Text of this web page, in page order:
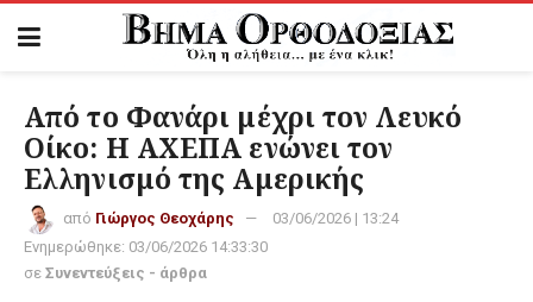
Από το Φανάρι μέχρι τον Λευκό
Οίκο: Η ΑΧΕΠΑ ενώνει τον
Ελληνισμό της Αμερικής
από Γιώργος Θεοχάρης
03/06/2026 | 13:24
Ενημερώθηκε: 03/06/2026 14:33:30
σε Συνεντεύξεις - άρθρα